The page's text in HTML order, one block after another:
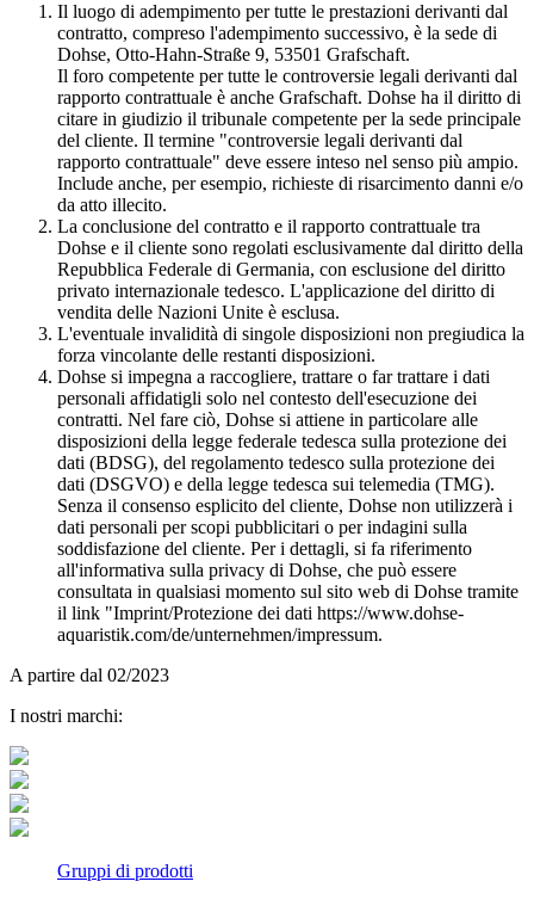
Il luogo di adempimento per tutte le prestazioni derivanti dal
contratto, compreso l'adempimento successivo, è la sede di
Dohse, Otto-Hahn-Straße 9, 53501 Grafschaft.
Il foro competente per tutte le controversie legali derivanti dal
rapporto contrattuale è anche Grafschaft. Dohse ha il diritto di
citare in giudizio il tribunale competente per la sede principale
del cliente. Il termine "controversie legali derivanti dal
rapporto contrattuale" deve essere inteso nel senso più ampio.
Include anche, per esempio, richieste di risarcimento danni e/o
da atto illecito.
La conclusione del contratto e il rapporto contrattuale tra
Dohse e il cliente sono regolati esclusivamente dal diritto della
Repubblica Federale di Germania, con esclusione del diritto
privato internazionale tedesco. L'applicazione del diritto di
vendita delle Nazioni Unite è esclusa.
L'eventuale invalidità di singole disposizioni non pregiudica la
forza vincolante delle restanti disposizioni.
Dohse si impegna a raccogliere, trattare o far trattare i dati
personali affidatigli solo nel contesto dell'esecuzione dei
contratti. Nel fare ciò, Dohse si attiene in particolare alle
disposizioni della legge federale tedesca sulla protezione dei
dati (BDSG), del regolamento tedesco sulla protezione dei
dati (DSGVO) e della legge tedesca sui telemedia (TMG).
Senza il consenso esplicito del cliente, Dohse non utilizzerà i
dati personali per scopi pubblicitari o per indagini sulla
soddisfazione del cliente. Per i dettagli, si fa riferimento
all'informativa sulla privacy di Dohse, che può essere
consultata in qualsiasi momento sul sito web di Dohse tramite
il link "Imprint/Protezione dei dati https://www.dohse-
aquaristik.com/de/unternehmen/impressum.
A partire dal 02/2023
I nostri marchi:
Gruppi di prodotti